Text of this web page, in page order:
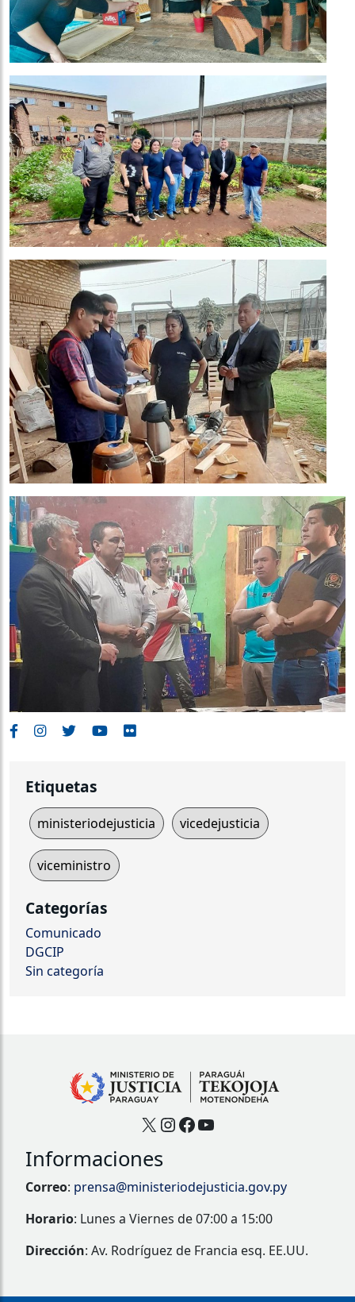
Etiquetas
ministeriodejusticia vicedejusticia
viceministro
Categorías
Comunicado
DGCIP
Sin categoría
X Instagram
Facebook
YouTube
Informaciones
Correo: prensa@ministeriodejusticia.gov.py
Horario: Lunes a Viernes de 07:00 a 15:00
Dirección: Av. Rodríguez de Francia esq. EE.UU.